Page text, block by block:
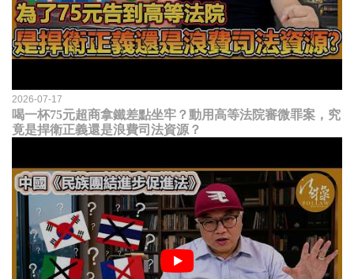
2026-07-17
喝一杯75元超商拿鐵差點坐牢？動用高等法院審微罪案，究
竟是捍衛正義還是浪費司法資源？